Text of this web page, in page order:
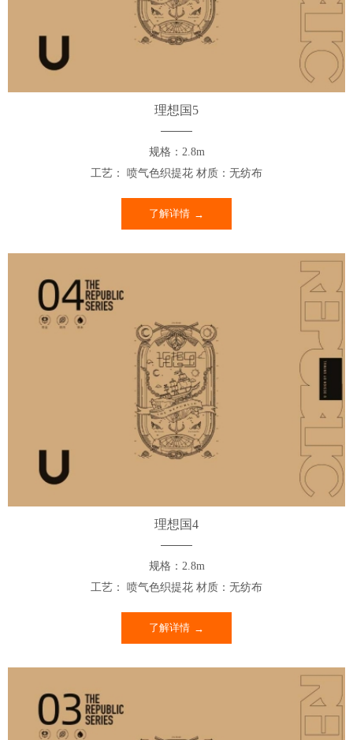
理想国5
规格：2.8m
工艺： 喷气色织提花 材质：无纺布
了解详情
理想国4
规格：2.8m
工艺： 喷气色织提花 材质：无纺布
了解详情